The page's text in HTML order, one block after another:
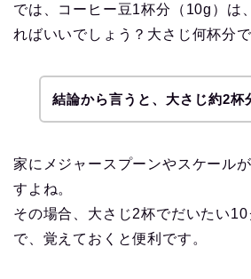
では、コーヒー豆1杯分（10g）は
ればいいでしょう？大さじ何杯分
結論から言うと、大さじ約2杯
家にメジャースプーンやスケール
すよね。
その場合、大さじ2杯でだいたい
で、覚えておくと便利です。